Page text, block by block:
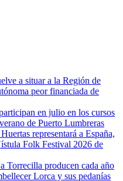
a situar a la Región de
peor financiada de
en julio en los cursos
de Puerto Lumbreras
representará a España,
Folk Festival 2026 de
Torrecilla producen cada año
Lorca y sus pedanías